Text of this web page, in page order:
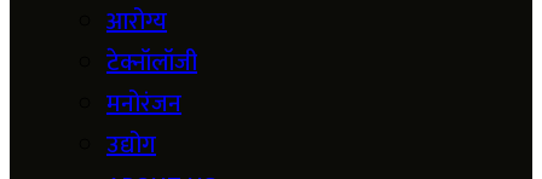
आरोग्य
टेक्नॉलॉजी
मनोरंजन
उद्योग